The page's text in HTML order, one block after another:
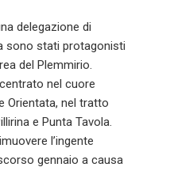
delegazione di
sono stati protagonisti
del Plemmirio.
nel cuore
Orientata, nel tratto
e Punta Tavola.
l’ingente
gennaio a causa